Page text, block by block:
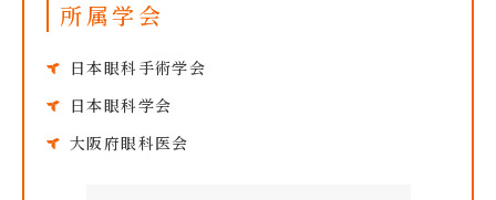
所属学会
日本眼科手術学会
日本眼科学会
大阪府眼科医会